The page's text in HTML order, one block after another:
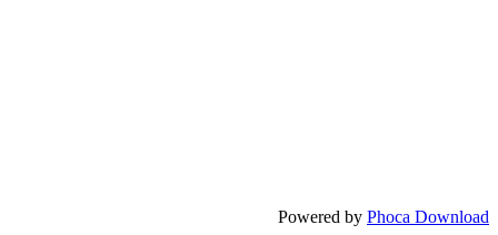
Powered by Phoca Download